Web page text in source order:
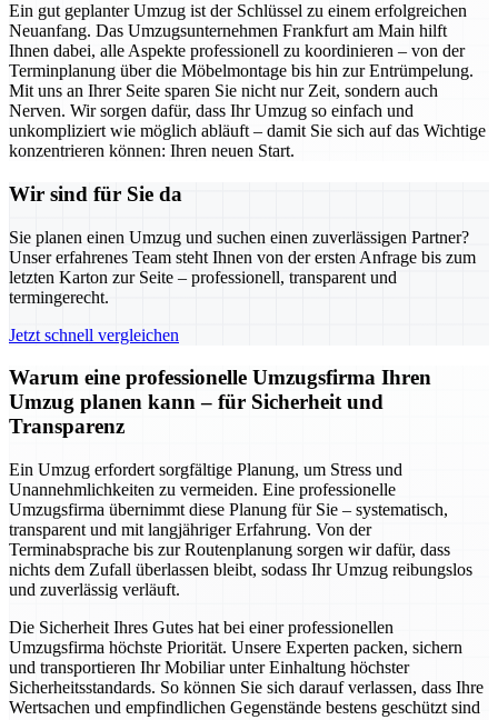
Ein gut geplanter Umzug ist der Schlüssel zu einem erfolgreichen
Neuanfang. Das Umzugsunternehmen Frankfurt am Main hilft
Ihnen dabei, alle Aspekte professionell zu koordinieren – von der
Terminplanung über die Möbelmontage bis hin zur Entrümpelung.
Mit uns an Ihrer Seite sparen Sie nicht nur Zeit, sondern auch
Nerven. Wir sorgen dafür, dass Ihr Umzug so einfach und
unkompliziert wie möglich abläuft – damit Sie sich auf das Wichtige
konzentrieren können: Ihren neuen Start.
Wir sind für Sie da
Sie planen einen Umzug und suchen einen zuverlässigen Partner?
Unser erfahrenes Team steht Ihnen von der ersten Anfrage bis zum
letzten Karton zur Seite – professionell, transparent und
termingerecht.
Jetzt schnell vergleichen
Warum eine professionelle Umzugsfirma Ihren
Umzug planen kann – für Sicherheit und
Transparenz
Ein Umzug erfordert sorgfältige Planung, um Stress und
Unannehmlichkeiten zu vermeiden. Eine professionelle
Umzugsfirma übernimmt diese Planung für Sie – systematisch,
transparent und mit langjähriger Erfahrung. Von der
Terminabsprache bis zur Routenplanung sorgen wir dafür, dass
nichts dem Zufall überlassen bleibt, sodass Ihr Umzug reibungslos
und zuverlässig verläuft.
Die Sicherheit Ihres Gutes hat bei einer professionellen
Umzugsfirma höchste Priorität. Unsere Experten packen, sichern
und transportieren Ihr Mobiliar unter Einhaltung höchster
Sicherheitsstandards. So können Sie sich darauf verlassen, dass Ihre
Wertsachen und empfindlichen Gegenstände bestens geschützt sind